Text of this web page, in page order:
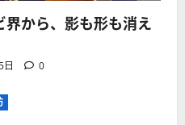
から、影も形も消え
日 0